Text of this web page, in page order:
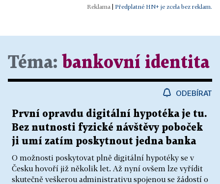
| Předplatné HN+ je zcela bez reklam.
Téma: bankovní identita
ODEBÍRAT
První opravdu digitální hypotéka je tu.
Bez nutnosti fyzické návštěvy poboček
ji umí zatím poskytnout jedna banka
O možnosti poskytovat plně digitální hypotéky se v
Česku hovoří již několik let. Až nyní ovšem lze vyřídit
skutečně veškerou administrativu spojenou se žádostí o